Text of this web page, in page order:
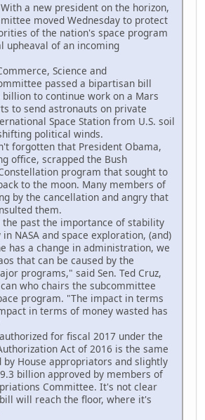
a new president on the horizon,
moved Wednesday to protect
of the nation's space program
upheaval of an incoming
Science and
passed a bipartisan bill
to continue work on a Mars
to send astronauts on private
Space Station from U.S. soil
political winds.
forgotten that President Obama,
office, scrapped the Bush
program that sought to
to the moon. Many members of
by the cancellation and angry that
them.
the past the importance of stability
NASA and space exploration, (and)
has a change in administration, we
that can be caused by the
programs," said Sen. Ted Cruz,
who chairs the subcommittee
program. "The impact in terms
in terms of money wasted has
for fiscal 2017 under the
Act of 2016 is the same
by House appropriators and slightly
billion approved by members of
Committee. It's not clear
will reach the floor, where it's